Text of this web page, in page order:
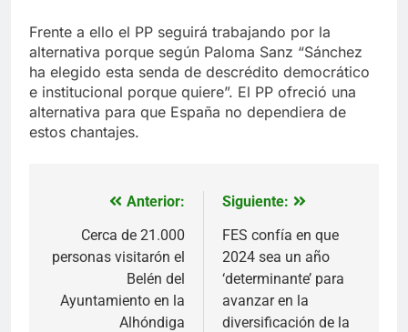
Frente a ello el PP seguirá trabajando por la
alternativa porque según Paloma Sanz “Sánchez
ha elegido esta senda de descrédito democrático
e institucional porque quiere”. El PP ofreció una
alternativa para que España no dependiera de
estos chantajes.
Navegación
entradas
Anterior:
Cerca de 21.000
personas visitarón el
Belén del
Ayuntamiento en la
Alhóndiga
Siguiente:
FES confía en que
2024 sea un año
‘determinante’ para
avanzar en la
diversificación de la